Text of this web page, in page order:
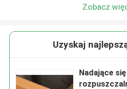
Zobacz
Uzyskaj
Nadające